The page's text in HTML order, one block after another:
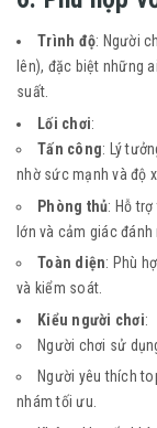
Trình độ: Người
lên), đặc biệt những
suất.
Lối chơi:
Tấn công: Lý
nhờ sức mạnh và độ
Phòng thủ: Hỗ
lớn và cảm giác đánh
Toàn diện: Phù
và kiểm soát.
Kiểu người chơi:
Người chơi sử
Người yêu thích
nhám tối ưu.